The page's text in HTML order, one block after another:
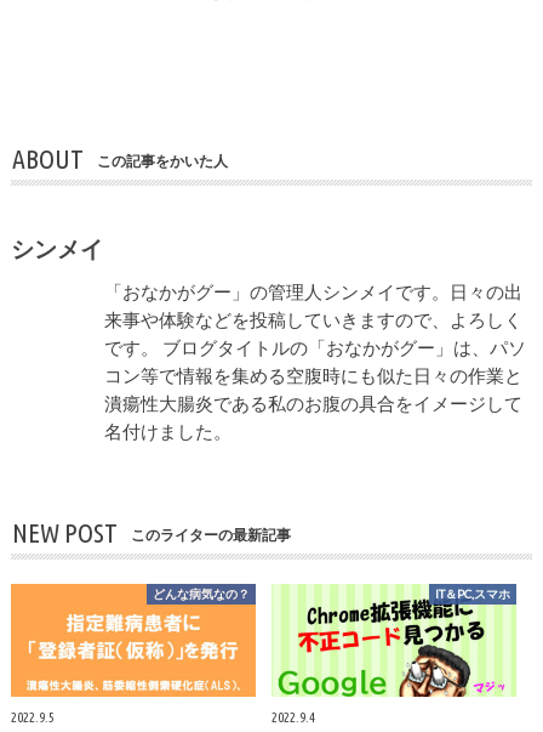
ABOUT この記事をかいた人
シンメイ
「おなかがグー」の管理人シンメイです。日々の出
来事や体験などを投稿していきますので、よろしく
です。 ブログタイトルの「おなかがグー」は、パソ
コン等で情報を集める空腹時にも似た日々の作業と
潰瘍性大腸炎である私のお腹の具合をイメージして
名付けました。
NEW POST このライターの最新記事
どんな病気なの？
2022.9.5
IT＆PC,スマホ
2022.9.4